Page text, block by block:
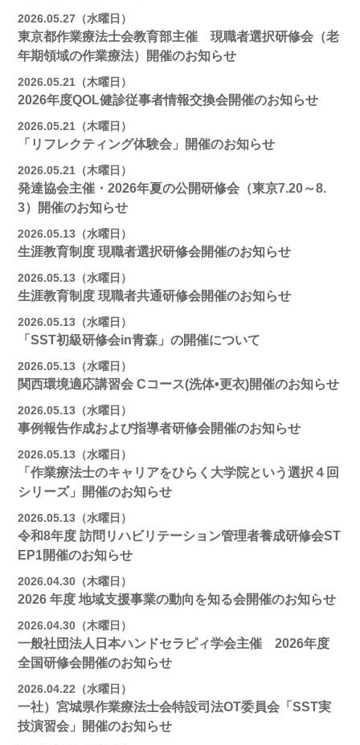
2026.05.27（水曜日）
東京都作業療法士会教育部主催 現職者選択研修会（老
年期領域の作業療法）開催のお知らせ
2026.05.21（木曜日）
2026年度QOL健診従事者情報交換会開催のお知らせ
2026.05.21（木曜日）
「リフレクティング体験会」開催のお知らせ
2026.05.21（木曜日）
発達協会主催・2026年夏の公開研修会（東京7.20～8.
3）開催のお知らせ
2026.05.13（水曜日）
生涯教育制度 現職者選択研修会開催のお知らせ
2026.05.13（水曜日）
生涯教育制度 現職者共通研修会開催のお知らせ
2026.05.13（水曜日）
「SST初級研修会in青森」の開催について
2026.05.13（水曜日）
関西環境適応講習会 Cコース(洗体•更衣)開催のお知らせ
2026.05.13（水曜日）
事例報告作成および指導者研修会開催のお知らせ
2026.05.13（水曜日）
「作業療法士のキャリアをひらく大学院という選択４回
シリーズ」開催のお知らせ
2026.05.13（水曜日）
令和8年度 訪問リハビリテーション管理者養成研修会ST
EP1開催のお知らせ
2026.04.30（木曜日）
2026 年度 地域支援事業の動向を知る会開催のお知らせ
2026.04.30（木曜日）
一般社団法人日本ハンドセラピィ学会主催 2026年度
全国研修会開催のお知らせ
2026.04.22（水曜日）
一社）宮城県作業療法士会特設司法OT委員会「SST実
技演習会」開催のお知らせ